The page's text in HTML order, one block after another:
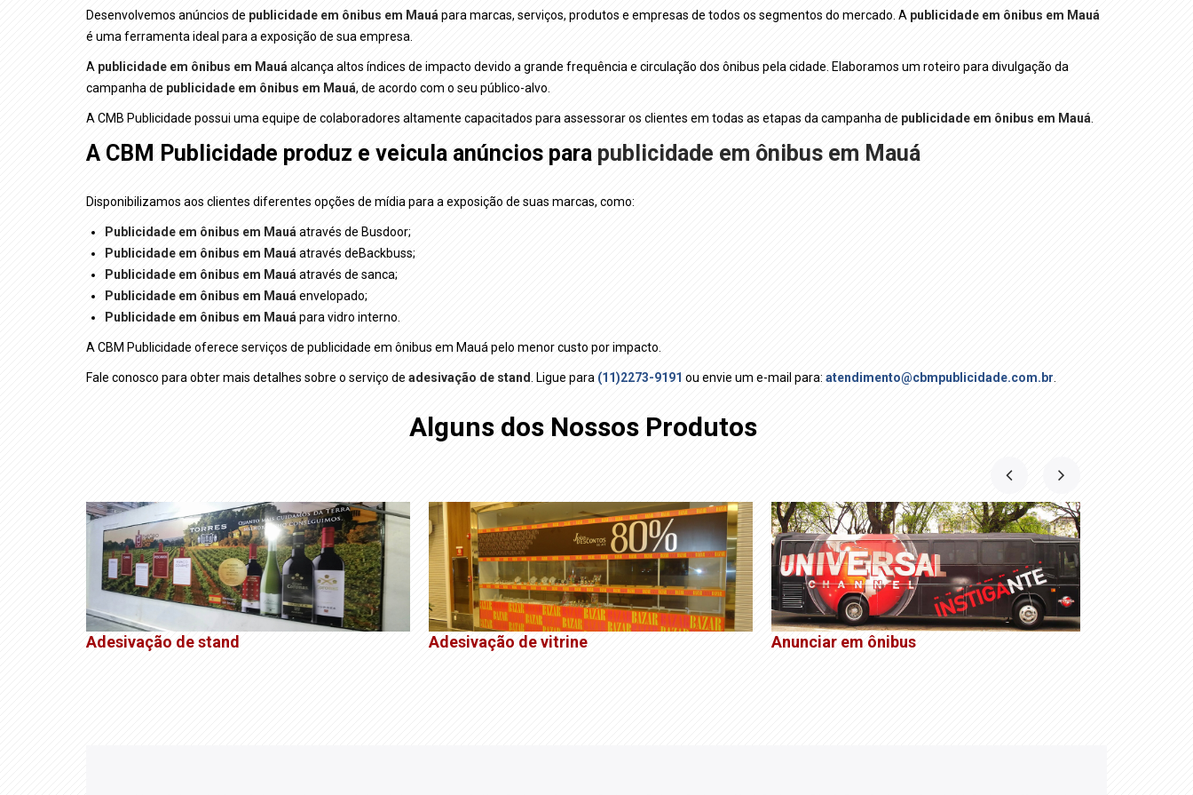
Desenvolvemos anúncios de publicidade em ônibus em Mauápara marcas, serviços, produtos e empresas de todos os segmentos do mercado. A publicidade em ônibus em Mauá
é uma ferramenta ideal para a exposição de sua empresa.
A publicidade em ônibus em Mauáalcança altos índices de impacto devido a grande frequência e circulação dos ônibus pela cidade. Elaboramos um roteiro para divulgação da
campanha de publicidade em ônibus em Mauá, de acordo com o seu público-alvo.
A CMB Publicidade possui uma equipe de colaboradores altamente capacitados para assessorar os clientes em todas as etapas da campanha de publicidade em ônibus em Mauá.
A CBM Publicidade produz e veicula anúncios para publicidade em ônibus em Mauá
Disponibilizamos aos clientes diferentes opções de mídia para a exposição de suas marcas, como:
Publicidade em ônibus em Mauáatravés de Busdoor;
Publicidade em ônibus em Mauáatravés deBackbuss;
Publicidade em ônibus em Mauáatravés de sanca;
Publicidade em ônibus em Mauáenvelopado;
Publicidade em ônibus em Mauápara vidro interno.
A CBM Publicidade oferece serviços de publicidade em ônibus em Mauá pelo menor custo por impacto.
Fale conosco para obter mais detalhes sobre o serviço de adesivação de stand. Ligue para (11)2273-9191 ou envie um e-mail para: atendimento@cbmpublicidade.com.br.
Alguns dos Nossos Produtos
Adesivação de stand Adesivação de vitrine Anunciar em ônibus